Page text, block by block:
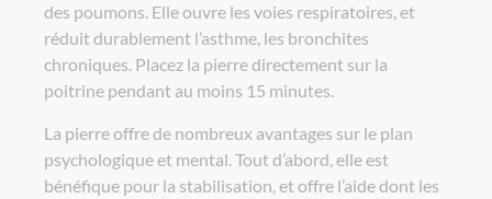
des poumons. Elle ouvre les voies respiratoires, et
réduit durablement l’asthme, les bronchites
chroniques. Placez la pierre directement sur la
poitrine pendant au moins 15 minutes.
La pierre offre de nombreux avantages sur le plan
psychologique et mental. Tout d’abord, elle est
bénéfique pour la stabilisation, et offre l’aide dont les